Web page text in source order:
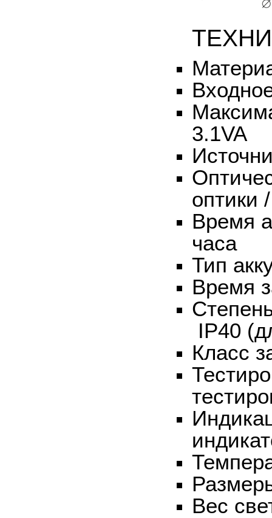
3.1VA
оптики
Время
часа
Тип
Время
IP40
Класс
Вес